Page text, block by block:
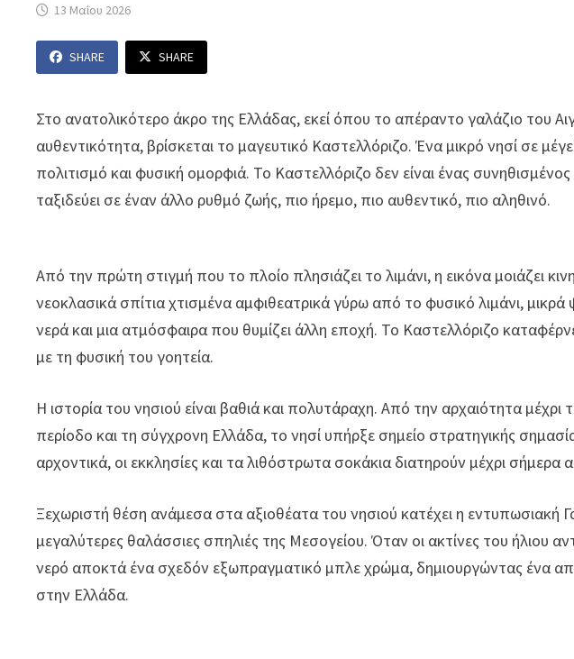
13 Μαΐου 2026
SHARE SHARE
Στο ανατολικότερο άκρο της Ελλάδας, εκεί όπου το απέραντο γαλάζιο του
αυθεντικότητα, βρίσκεται το μαγευτικό Καστελλόριζο. Ένα μικρό νησί σε
πολιτισμό και φυσική ομορφιά. Το Καστελλόριζο δεν είναι ένας
ταξιδεύει σε έναν άλλο ρυθμό ζωής, πιο ήρεμο, πιο αυθεντικό, πιο αληθινό.
Από την πρώτη στιγμή που το πλοίο πλησιάζει το λιμάνι, η εικόνα μοιάζει
νεοκλασικά σπίτια χτισμένα αμφιθεατρικά γύρω από το φυσικό λιμάνι,
νερά και μια ατμόσφαιρα που θυμίζει άλλη εποχή. Το Καστελλόριζο
με τη φυσική του γοητεία.
Η ιστορία του νησιού είναι βαθιά και πολυτάραχη. Από την αρχαιότητα μέχρι
περίοδο και τη σύγχρονη Ελλάδα, το νησί υπήρξε σημείο στρατηγικής
αρχοντικά, οι εκκλησίες και τα λιθόστρωτα σοκάκια διατηρούν μέχρι σήμερα
Ξεχωριστή θέση ανάμεσα στα αξιοθέατα του νησιού κατέχει η εντυπωσιακή
μεγαλύτερες θαλάσσιες σπηλιές της Μεσογείου. Όταν οι ακτίνες του ήλιου
νερό αποκτά ένα σχεδόν εξωπραγματικό μπλε χρώμα, δημιουργώντας ένα
στην Ελλάδα.